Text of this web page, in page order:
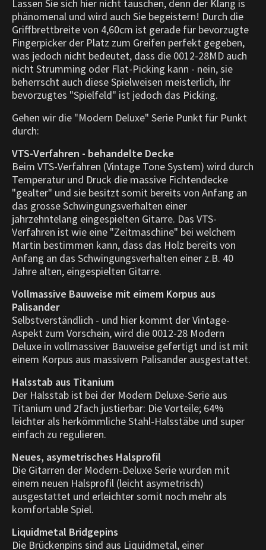
Lassen Sie sich hier nicht täuschen, denn der Klang is
phänomenal und wird auch Sie begeistern! Durch die
Griffbrettbreite von 4,60cm ist gerade für bevorzugte
Fingerpicker der Platz zum Greifen perfekt gegeben,
was jedoch nicht bedeutet, dass die 0012-28MD auch
nicht Strumming oder Flat-Picking kann - nein, sie
beherrscht auch diese Spielweisen meisterlich, ihr
bevorzugtes "Spielfeld" ist jedoch das Picking.
Gehen wir die "Modern Deluxe" Serie Punkt für Punkt
durch:
VTS-Verfahren - behandelte Decke
Beim VTS-Verfahren (Vintage Tone System) wird durch
Temperatur und Druck die massive Fichtendecke
"gealter" und sie besitzt somit bereits von Anfang an
das grosse Schwingungsverhalten einer
jahrzehntelang eingespielten Gitarre. Das VTS-
Verfahren ist wie eine "Zeitmaschine" bei welchem
Martin bestimmen kann, dass das Holz bereits von
Anfang an das Schwingungsverhalten einer z.B. 40
Jahre alten, eingespielten Gitarre.
Vollmassive Bauweise mit eimem Korpus aus
Palisander
Selbstverständlich - und hier kommt der Vintage-
Aspekt zum Vorschein, wird die 0012-28 Modern
Deluxe in vollmassiver Bauweise gefertigt und ist mit
einem Korpus aus massivem Palisander ausgestattet.
Halsstab aus Titanium
Der Halsstab ist bei der Modern Deluxe-Serie aus
Titanium und 2fach justierbar: Die Vorteile; 64%
leichter als herkömmliche Stahl-Halsstäbe und super
einfach zu regulieren.
Neues, asymetrisches Halsprofil
Die Gitarren der Modern-Deluxe Serie wurden mit
einem neuen Halsprofil (leicht asymetrisch)
ausgestattet und erleichter somit noch mehr als
komfortable Spiel.
Liquidmetal Bridgepins
Die Brückenpins sind aus Liquidmetal, einer